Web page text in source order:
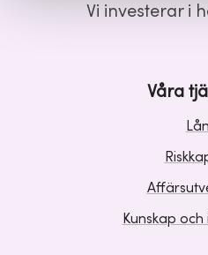
Vi investerar i
Våra
Lån
Kunskap